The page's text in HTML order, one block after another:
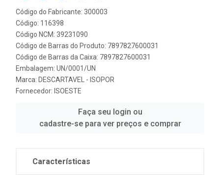
Código do Fabricante: 300003
Código: 116398
Código NCM: 39231090
Código de Barras do Produto: 7897827600031
Código de Barras da Caixa: 7897827600031
Embalagem: UN/0001/UN
Marca: DESCARTAVEL - ISOPOR
Fornecedor: ISOESTE
Faça seu login ou
cadastre-se para ver preços e comprar
Características